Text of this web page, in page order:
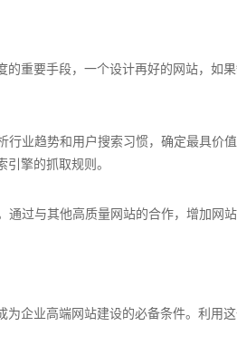
的重要手段，一个设计再好的网站，如
行业趋势和用户搜索习惯，确定最具价
擎的抓取规则。
过与其他高质量网站的合作，增加网
为企业高端网站建设的必备条件。利用